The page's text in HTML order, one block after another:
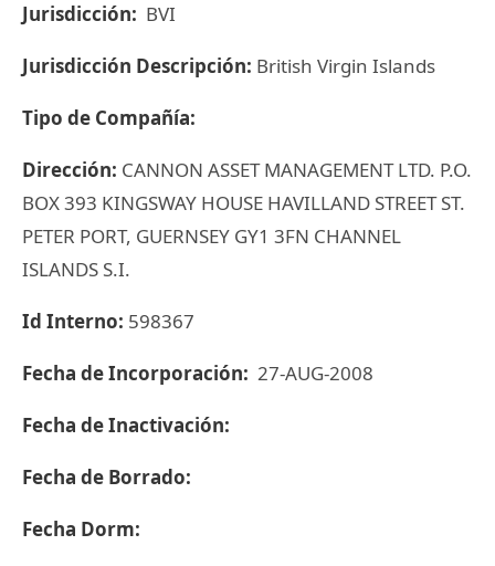
Jurisdicción: BVI
Jurisdicción Descripción: British Virgin Islands
Tipo de Compañía:
Dirección: CANNON ASSET MANAGEMENT LTD. P.O.
BOX 393 KINGSWAY HOUSE HAVILLAND STREET ST.
PETER PORT, GUERNSEY GY1 3FN CHANNEL
ISLANDS S.I.
Id Interno: 598367
Fecha de Incorporación: 27-AUG-2008
Fecha de Inactivación:
Fecha de Borrado:
Fecha Dorm: